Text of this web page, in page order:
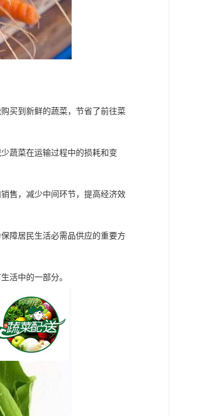
买到新鲜的蔬菜，节省了前往菜
蔬菜在运输过程中的损耗和变
售，减少中间环节，提高经济效
障居民生活必需品供应的重要方
活中的一部分。